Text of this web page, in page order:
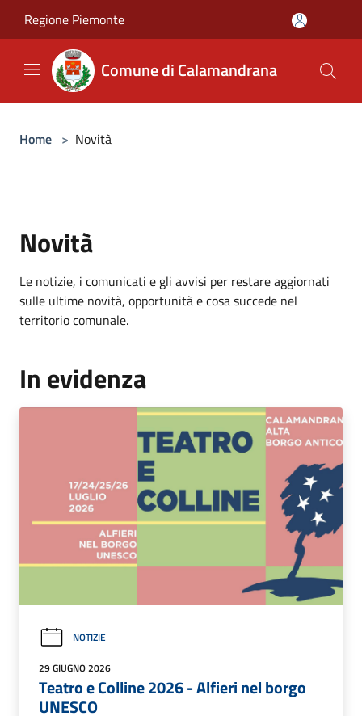
Regione Piemonte
Comune di Calamandrana
Home > Novità
Novità
Le notizie, i comunicati e gli avvisi per restare aggiornati
sulle ultime novità, opportunità e cosa succede nel
territorio comunale.
In evidenza
NOTIZIE
29 GIUGNO 2026
Teatro e Colline 2026 - Alfieri nel borgo
UNESCO